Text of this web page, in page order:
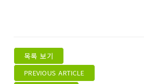
목록 보기
PREVIOUS ARTICLE